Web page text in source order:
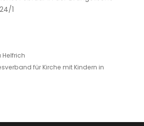
1
Helfrich
für Kirche mit Kindern in